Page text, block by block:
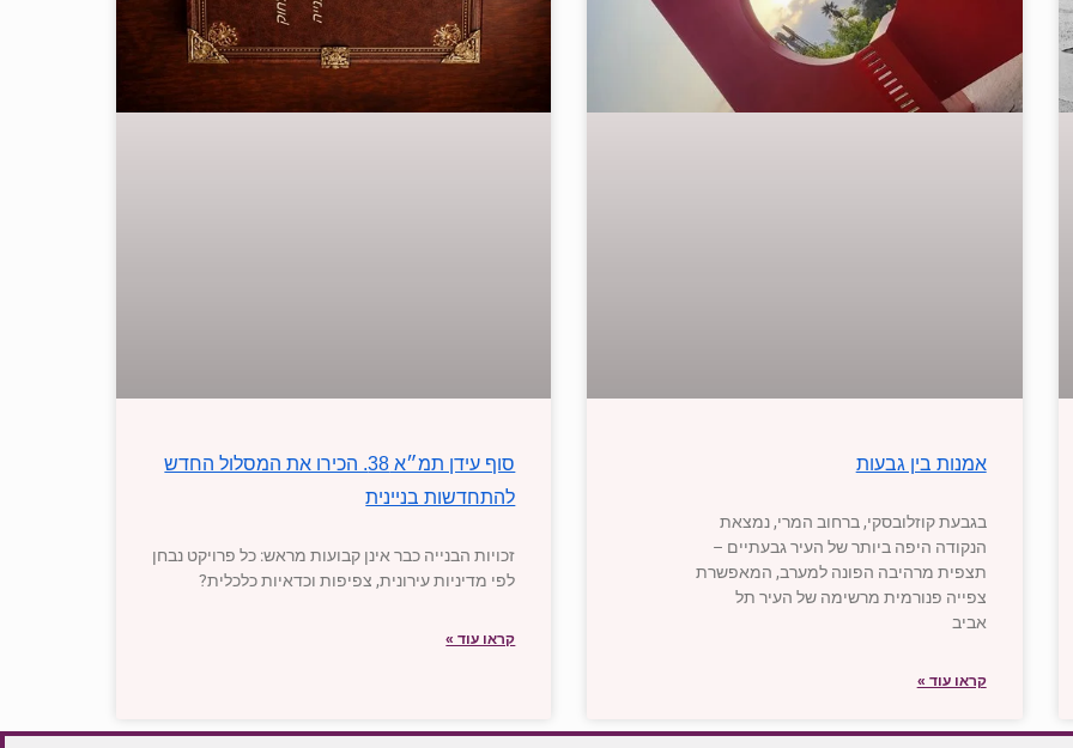
אמנות בין גבעות
בגבעת קוזלובסקי, ברחוב המרי, נמצאת
הנקודה היפה ביותר של העיר גבעתיים –
תצפית מרהיבה הפונה למערב, המאפשרת
צפייה פנורמית מרשימה של העיר תל
אביב
קראו עוד »
סוף עידן תמ״א 38. הכירו את המסלול החדש
להתחדשות בניינית
זכויות הבנייה כבר אינן קבועות מראש: כל פרויקט נבחן
לפי מדיניות עירונית, צפיפות וכדאיות כלכלית?
קראו עוד »